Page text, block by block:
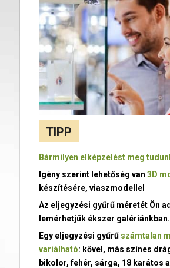
TIPP
Bármilyen elképzelést meg
Igény szerint lehetőség van 3D
készítésére, viaszmodellel
Az eljegyzési gyűrű méretét Ön
lemérhetjük ékszer galériánkban.
Egy eljegyzési gyűrű számtalan
variálható: kővel, más színes
bikolor, fehér, sárga, 18 karátos